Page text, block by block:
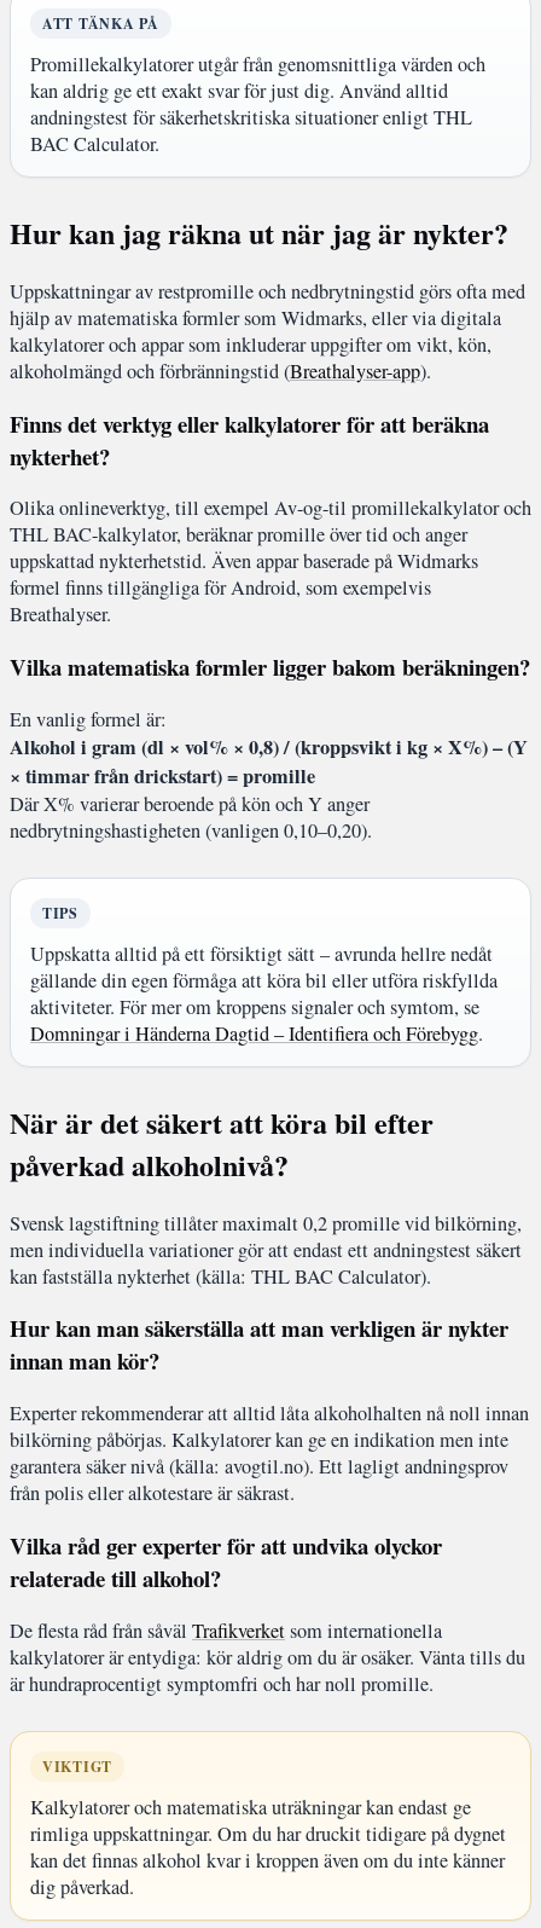
ATT TÄNKA PÅ
Promillekalkylatorer utgår från genomsnittliga värden och
kan aldrig ge ett exakt svar för just dig. Använd alltid
andningstest för säkerhetskritiska situationer enligt THL
BAC Calculator.
Hur kan jag räkna ut när jag är nykter?
Uppskattningar av restpromille och nedbrytningstid görs ofta med
hjälp av matematiska formler som Widmarks, eller via digitala
kalkylatorer och appar som inkluderar uppgifter om vikt, kön,
alkoholmängd och förbränningstid (Breathalyser-app).
Finns det verktyg eller kalkylatorer för att beräkna
nykterhet?
Olika onlineverktyg, till exempel Av-og-til promillekalkylator och
THL BAC-kalkylator, beräknar promille över tid och anger
uppskattad nykterhetstid. Även appar baserade på Widmarks
formel finns tillgängliga för Android, som exempelvis
Breathalyser.
Vilka matematiska formler ligger bakom beräkningen?
En vanlig formel är:
Alkohol i gram (dl × vol% × 0,8) / (kroppsvikt i kg × X%) – (Y
× timmar från drickstart) = promille
Där X% varierar beroende på kön och Y anger
nedbrytningshastigheten (vanligen 0,10–0,20).
TIPS
Uppskatta alltid på ett försiktigt sätt – avrunda hellre nedåt
gällande din egen förmåga att köra bil eller utföra riskfyllda
aktiviteter. För mer om kroppens signaler och symtom, se
Domningar i Händerna Dagtid – Identifiera och Förebygg.
När är det säkert att köra bil efter
påverkad alkoholnivå?
Svensk lagstiftning tillåter maximalt 0,2 promille vid bilkörning,
men individuella variationer gör att endast ett andningstest säkert
kan fastställa nykterhet (källa: THL BAC Calculator).
Hur kan man säkerställa att man verkligen är nykter
innan man kör?
Experter rekommenderar att alltid låta alkoholhalten nå noll innan
bilkörning påbörjas. Kalkylatorer kan ge en indikation men inte
garantera säker nivå (källa: avogtil.no). Ett lagligt andningsprov
från polis eller alkotestare är säkrast.
Vilka råd ger experter för att undvika olyckor
relaterade till alkohol?
De flesta råd från såväl Trafikverketsom internationella
kalkylatorer är entydiga: kör aldrig om du är osäker. Vänta tills du
är hundraprocentigt symptomfri och har noll promille.
VIKTIGT
Kalkylatorer och matematiska uträkningar kan endast ge
rimliga uppskattningar. Om du har druckit tidigare på dygnet
kan det finnas alkohol kvar i kroppen även om du inte känner
dig påverkad.